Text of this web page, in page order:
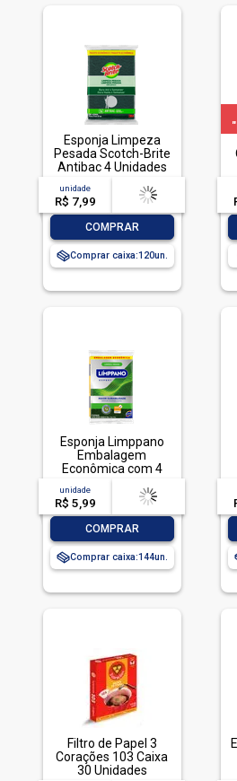
Esponja Limpeza
Pesada Scotch-Brite
Antibac 4 Unidades
Pacote Econômico
unidade
R$ 7,99
acima de
-- --,--un.
COMPRAR
Comprar caixa:120
Esponja Limppano
Embalagem
Econômica com 4
unidades
unidade
R$ 5,99
acima de
-- --,--un.
COMPRAR
Comprar caixa:144
Filtro de Papel 3
Corações 103 Caixa
30 Unidades